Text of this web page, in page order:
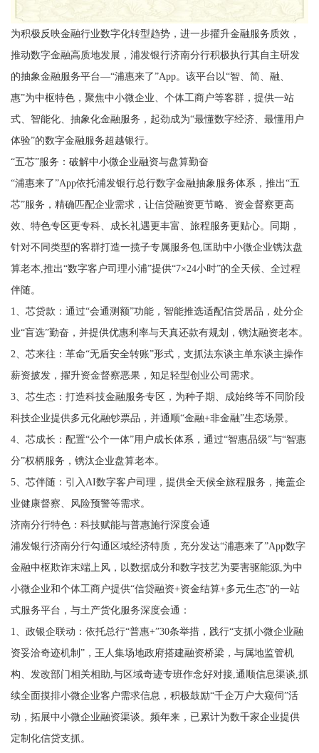
为积极反映金融行业数字化转型趋势，进一步擢升金融服务质效，
推动数字金融高质地发展，浦发银行济南分行积极执行其自主研发
的抽象金融服务平台—“浦惠来了”App。该平台以“智、简、融、
惠”为中枢特色，聚焦中小微企业、个体工商户等客群，提供一站
式、智能化、抽象化金融服务，起劲成为“最懂数字经济、最懂用户
体验”的数字金融服务超越银行。
“五芯”服务：破解中小微企业融资与盘算勤奋
“浦惠来了”App依托浦发银行总行数字金融抽象服务体系，推出“五
芯”服务，精确匹配企业需求，让信贷融资更节略、资金督察更高
效、特色专区更专科、成长礼遇更丰富、旅程服务更贴心。同期，
针对不同类型的客群打造一揽子专属服务包,匡助中小微企业镌汰盘
算老本,推出“数字客户司理小浦”提供“7×24小时”的全天候、全过程
伴随。
1、芯贷款：通过“会通测额”功能，智能推选适配信贷居品，处分企
业“盲选”勤奋，并提供优惠利率与天真还款有规划，镌汰融资老本。
2、芯来往：革命“无盾安全转账”形式，支抓法东谈主单东谈主操作
薪资披发，擢升资金督察恶果，知足轻型创业公司需求。
3、芯生态：打造科技金融服务专区，为种子期、成始终等不同阶段
科技企业提供多元化融钞票品，并通顺“金融+非金融”生态场景。
4、芯成长：配置“公个一体”用户成长体系，通过“智惠品级”与“智惠
分”权柄服务，镌汰企业盘算老本。
5、芯伴随：引入AI数字客户司理，提供全天候全旅程服务，掩盖企
业健康督察、风险预警等需求。
济南分行特色：科技赋能与普惠施行深度会通
浦发银行济南分行勾通区域经济特质，充分发达“浦惠来了”App数字
金融中枢欺诈末端上风，以数据成分和数字技艺为要害驱能源,为中
小微企业和个体工商户提供“信贷融资+资金结算+多元生态”的一站
式服务平台，与土产货化服务深度会通：
1、政银企联动：依托总行“普惠+”30条举措，践行“支抓小微企业融
资妥洽奇迹机制”，王人集场地政府搭建融资桥梁，与属地监管机
构、发改部门相关相助,与区域奇迹专班作念好对接,通顺信息渠谈,抓
续全面摸排小微企业客户需求信息，积极鼓励“千企万户大窥伺”活
动，拓展中小微企业融资渠谈。频年来，已累计为数千家企业提供
定制化信贷支抓。